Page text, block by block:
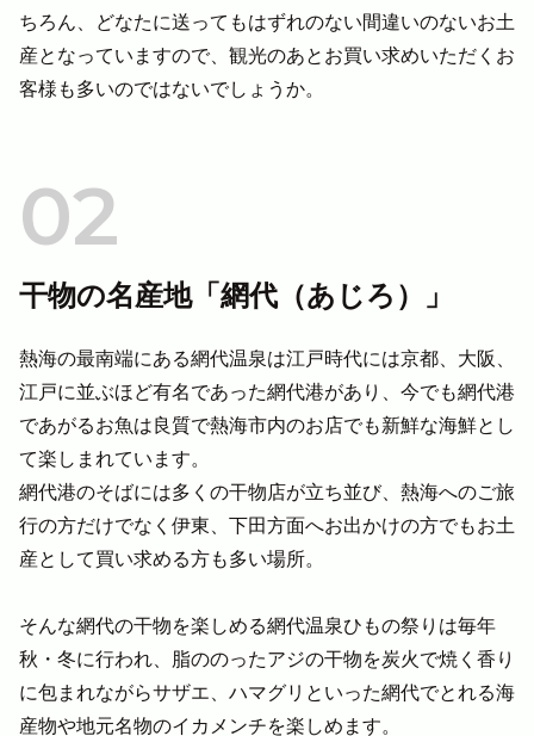
ちろん、どなたに送ってもはずれのない間違いのないお土
産となっていますので、観光のあとお買い求めいただくお
客様も多いのではないでしょうか。
干物の名産地「網代（あじろ）」
熱海の最南端にある網代温泉は江戸時代には京都、大阪、
江戸に並ぶほど有名であった網代港があり、今でも網代港
であがるお魚は良質で熱海市内のお店でも新鮮な海鮮とし
て楽しまれています。
網代港のそばには多くの干物店が立ち並び、熱海へのご旅
行の方だけでなく伊東、下田方面へお出かけの方でもお土
産として買い求める方も多い場所。
そんな網代の干物を楽しめる網代温泉ひもの祭りは毎年
秋・冬に行われ、脂ののったアジの干物を炭火で焼く香り
に包まれながらサザエ、ハマグリといった網代でとれる海
産物や地元名物のイカメンチを楽しめます。